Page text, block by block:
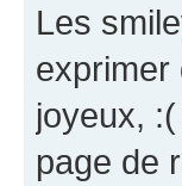
Les
exprimer
joyeux,
page de